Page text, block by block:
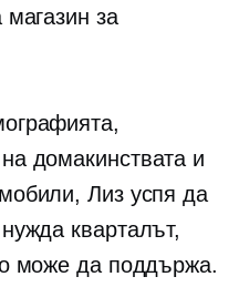
магазин за
домакинствата и
Лиз успя да
кварталът,
може да поддържа.